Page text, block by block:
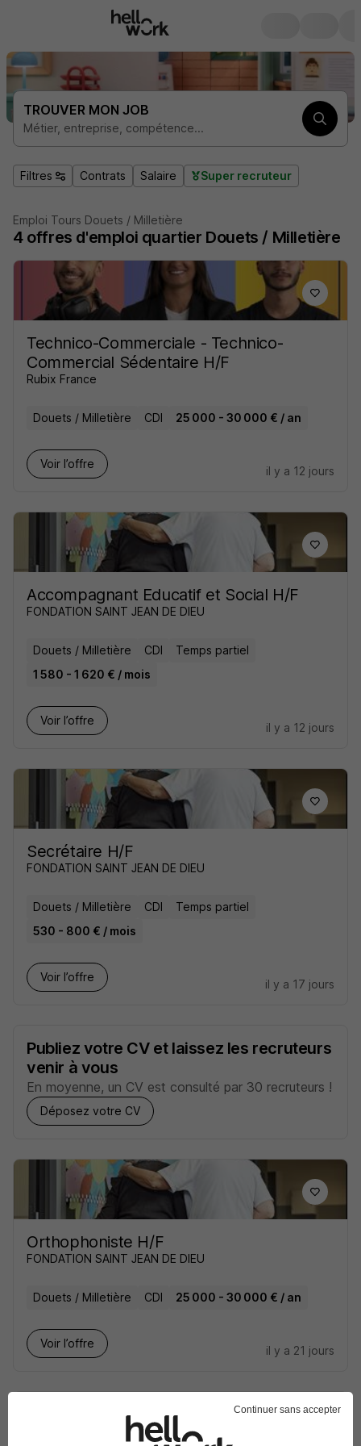
TROUVER MON JOB
Métier, entreprise, compétence...
Filtres Contrats Salaire Super recruteur
Emploi Tours Douets / Milletière
4 offres d'emploi quartier Douets / Milletière
Technico-Commerciale - Technico-
Commercial Sédentaire H/F
Rubix France
Douets / Milletière CDI 25 000 - 30 000 € / an
Voir l’offre
il y a 12 jours
Accompagnant Educatif et Social H/F
FONDATION SAINT JEAN DE DIEU
Douets / Milletière CDI
Temps partiel
1 580 - 1 620 € / mois
Voir l’offre
il y a 12 jours
Secrétaire H/F
FONDATION SAINT JEAN DE DIEU
Douets / Milletière CDI
Temps partiel
530 - 800 € / mois
Voir l’offre
il y a 17 jours
Publiez votre CV et laissez les recruteurs
venir à vous
En moyenne, un CV est consulté par 30 recruteurs !
Déposez votre CV
Orthophoniste H/F
FONDATION SAINT JEAN DE DIEU
Douets / Milletière CDI 25 000 - 30 000 € / an
Voir l’offre
il y a 21 jours
Continuer sans accepter